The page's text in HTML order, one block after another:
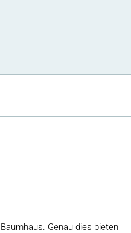
Genau dies bieten